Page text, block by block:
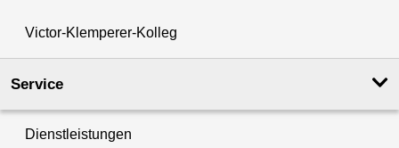
Victor-Klemperer-Kolleg
Service
Dienstleistungen